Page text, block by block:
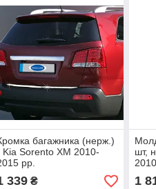
багажника (нерж.)
Kia Sorento XM 2010-
рр.
339₴
шт,
1